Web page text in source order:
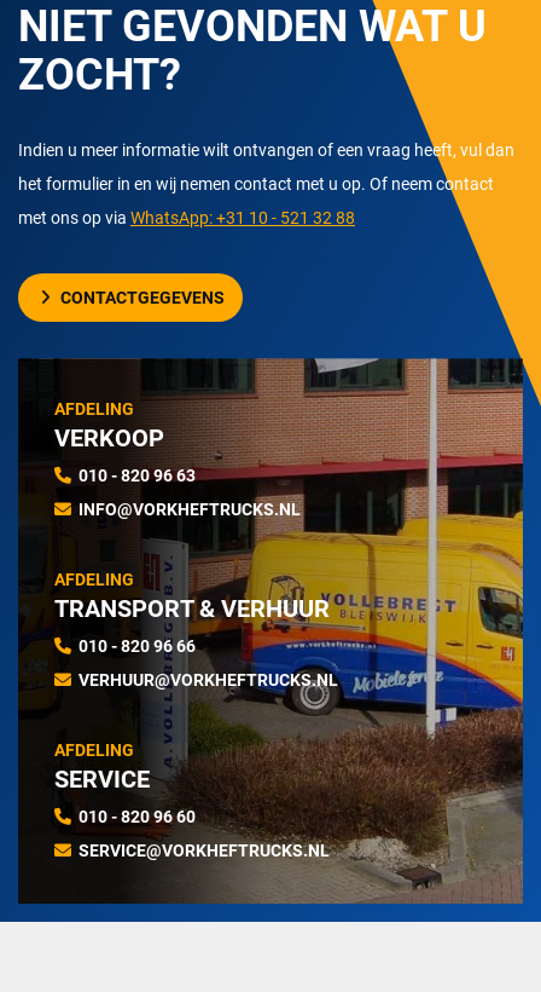
NIET GEVONDEN WAT U
ZOCHT?
Indien u meer informatie wilt ontvangen of een vraag heeft, vul dan
het formulier in en wij nemen contact met u op. Of neem contact
met ons op via WhatsApp: +31 10 - 521 32 88
CONTACTGEGEVENS
AFDELING
VERKOOP
010 - 820 96 63
INFO@VORKHEFTRUCKS.NL
AFDELING
TRANSPORT & VERHUUR
010 - 820 96 66
VERHUUR@VORKHEFTRUCKS.NL
AFDELING
SERVICE
010 - 820 96 60
SERVICE@VORKHEFTRUCKS.NL